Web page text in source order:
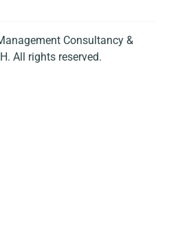
Consultancy &
All rights reserved.